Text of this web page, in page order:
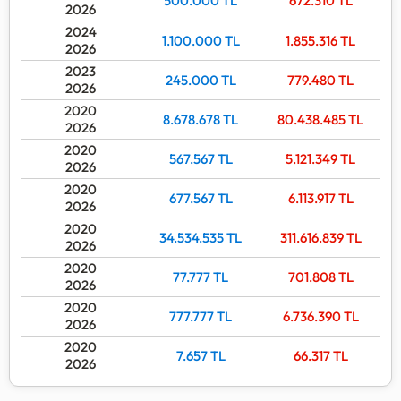
2026
2024
2026
1.100.000TL 1.855.316TL
2023
2026
245.000TL 779.480TL
2020
2026
8.678.678TL 80.438.485TL
2020
2026
567.567TL 5.121.349TL
2020
2026
677.567TL 6.113.917TL
2020
2026
34.534.535TL 311.616.839TL
2020
2026
77.777TL 701.808TL
2020
2026
777.777TL 6.736.390TL
2020
2026
7.657TL 66.317TL